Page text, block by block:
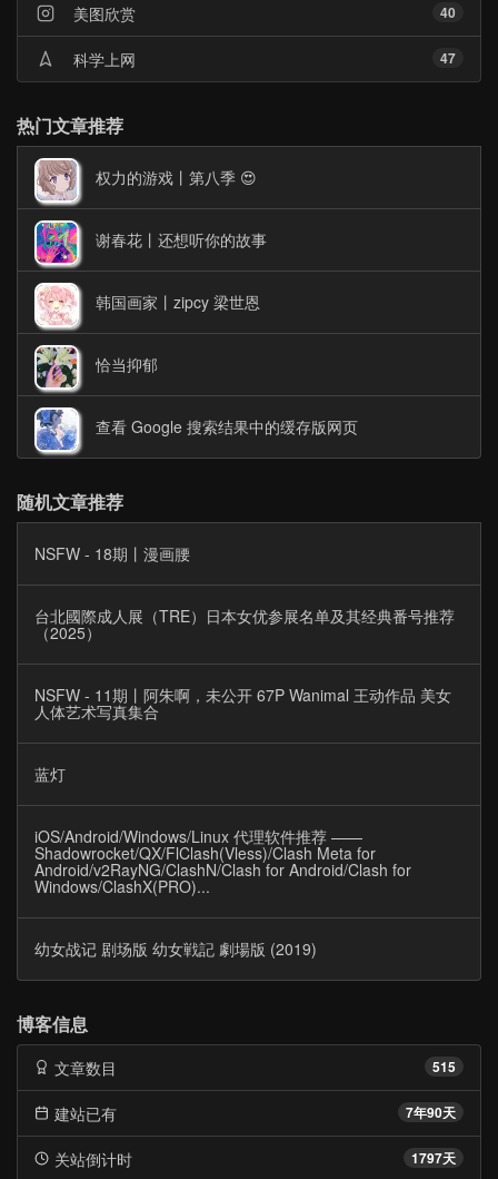
40
美图欣赏
47
科学上网
热门文章推荐
权力的游戏丨第八季 😍
谢春花丨还想听你的故事
韩国画家丨zipcy 梁世恩
恰当抑郁
查看 Google 搜索结果中的缓存版网页
随机文章推荐
NSFW - 18期丨漫画腰
台北國際成人展（TRE）日本女优参展名单及其经典番号推荐
（2025）
NSFW - 11期丨阿朱啊，未公开 67P Wanimal 王动作品 美女
人体艺术写真集合
蓝灯
iOS/Android/Windows/Linux 代理软件推荐 ——
Shadowrocket/QX/FlClash(Vless)/Clash Meta for
Android/v2RayNG/ClashN/Clash for Android/Clash for
Windows/ClashX(PRO)...
幼女战记 剧场版 幼女戦記 劇場版 (2019)
博客信息
515
文章数目
7年90天
建站已有
1797天
关站倒计时